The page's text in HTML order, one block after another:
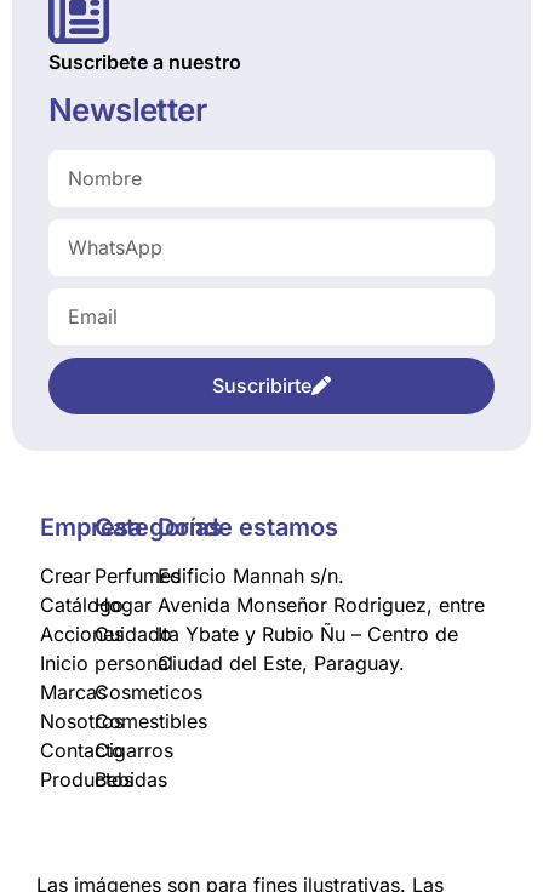
Suscribete a nuestro
Newsletter
Suscribirte
Empresa
Crear
Catálogo
Acciones
Inicio
Marcas
Nosotros
Contacto
Productos
Categorías
Perfumes
Hogar
Cuidado
personal
Cosmeticos
Comestibles
Cigarros
Bebidas
Donde estamos
Edificio Mannah s/n.
Avenida Monseñor Rodriguez, entre
Ita Ybate y Rubio Ñu – Centro de
Ciudad del Este, Paraguay.
Las imágenes son para fines ilustrativas. Las